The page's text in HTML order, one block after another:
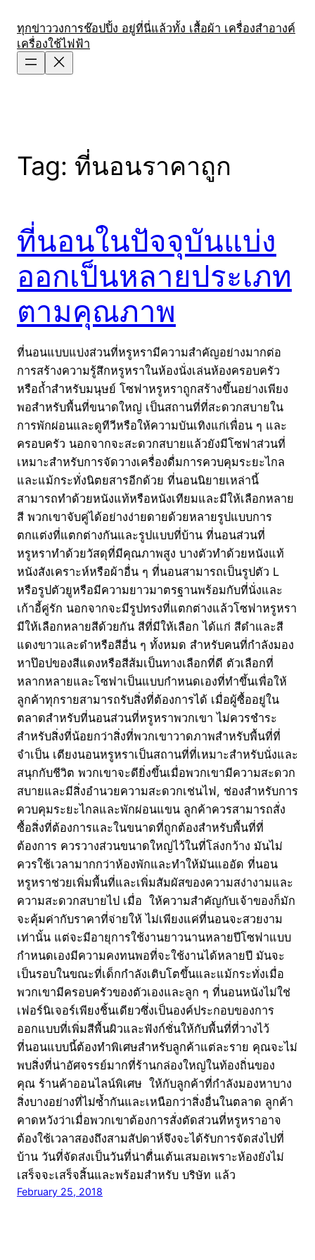
content
ทุกข่าววงการช๊อปปิ้ง อยู่ที่นี่แล้วทั้ง เสื้อผ้า เครื่องสำอางค์
เครื่องใช้ไฟฟ้า
Tag: ที่นอนราคาถูก
ที่นอนในปัจจุบันแบ่ง
ออกเป็นหลายประเภท
ตามคุณภาพ
ที่นอนแบบแบ่งส่วนที่หรูหรามีความสำคัญอย่างมากต่อ
การสร้างความรู้สึกหรูหราในห้องนั่งเล่นห้องครอบครัว
หรือถ้ำสำหรับมนุษย์ โซฟาหรูหราถูกสร้างขึ้นอย่างเพียง
พอสำหรับพื้นที่ขนาดใหญ่ เป็นสถานที่ที่สะดวกสบายใน
การพักผ่อนและดูทีวีหรือให้ความบันเทิงแก่เพื่อน ๆ และ
ครอบครัว นอกจากจะสะดวกสบายแล้วยังมีโซฟาส่วนที่
เหมาะสำหรับการจัดวางเครื่องดื่มการควบคุมระยะไกล
และแม้กระทั่งนิตยสารอีกด้วย ที่นอนนิยายเหล่านี้
สามารถทำด้วยหนังแท้หรือหนังเทียมและมีให้เลือกหลาย
สี พวกเขาจับคู่ได้อย่างง่ายดายด้วยหลายรูปแบบการ
ตกแต่งที่แตกต่างกันและรูปแบบที่บ้าน ที่นอนส่วนที่
หรูหราทำด้วยวัสดุที่มีคุณภาพสูง บางตัวทำด้วยหนังแท้
หนังสังเคราะห์หรือผ้าอื่น ๆ ที่นอนสามารถเป็นรูปตัว L
หรือรูปตัวยูหรือมีความยาวมาตรฐานพร้อมกับที่นั่งและ
เก้าอี้คู่รัก นอกจากจะมีรูปทรงที่แตกต่างแล้วโซฟาหรูหรา
มีให้เลือกหลายสีด้วยกัน สีที่มีให้เลือก ได้แก่ สีดำและสี
แดงขาวและดำหรือสีอื่น ๆ ทั้งหมด สำหรับคนที่กำลังมอง
หาป๊อปของสีแดงหรือสีส้มเป็นทางเลือกที่ดี ตัวเลือกที่
หลากหลายและโซฟาเป็นแบบกำหนดเองที่ทำขึ้นเพื่อให้
ลูกค้าทุกรายสามารถรับสิ่งที่ต้องการได้ เมื่อผู้ซื้ออยู่ใน
ตลาดสำหรับที่นอนส่วนที่หรูหราพวกเขา ไม่ควรชำระ
สำหรับสิ่งที่น้อยกว่าสิ่งที่พวกเขาวาดภาพสำหรับพื้นที่ที่
จำเป็น เตียงนอนหรูหราเป็นสถานที่ที่เหมาะสำหรับนั่งและ
สนุกกับชีวิต พวกเขาจะดียิ่งขึ้นเมื่อพวกเขามีความสะดวก
สบายและมีสิ่งอำนวยความสะดวกเช่นไฟ, ช่องสำหรับการ
ควบคุมระยะไกลและพักผ่อนแขน ลูกค้าควรสามารถสั่ง
ซื้อสิ่งที่ต้องการและในขนาดที่ถูกต้องสำหรับพื้นที่ที่
ต้องการ ควรวางส่วนขนาดใหญ่ไว้ในที่โล่งกว้าง มันไม่
ควรใช้เวลามากกว่าห้องพักและทำให้มันแออัด ที่นอน
หรูหราช่วยเพิ่มพื้นที่และเพิ่มสัมผัสของความสง่างามและ
ความสะดวกสบายไป เมื่อ ให้ความสำคัญกับเจ้าของก็มัก
จะคุ้มค่ากับราคาที่จ่ายให้ ไม่เพียงแค่ที่นอนจะสวยงาม
เท่านั้น แต่จะมีอายุการใช้งานยาวนานหลายปีโซฟาแบบ
กำหนดเองมีความคงทนพอที่จะใช้งานได้หลายปี มันจะ
เป็นรอบในขณะที่เด็กกำลังเติบโตขึ้นและแม้กระทั่งเมื่อ
พวกเขามีครอบครัวของตัวเองและลูก ๆ ที่นอนหนังไม่ใช่
เฟอร์นิเจอร์เพียงชิ้นเดียวซึ่งเป็นองค์ประกอบของการ
ออกแบบที่เพิ่มสีพื้นผิวและฟังก์ชั่นให้กับพื้นที่ที่วางไว้
ที่นอนแบบนี้ต้องทำพิเศษสำหรับลูกค้าแต่ละราย คุณจะไม่
พบสิ่งที่น่าอัศจรรย์มากที่ร้านกล่องใหญ่ในท้องถิ่นของ
คุณ ร้านค้าออนไลน์พิเศษ ให้กับลูกค้าที่กำลังมองหาบาง
สิ่งบางอย่างที่ไม่ซ้ำกันและเหนือกว่าสิ่งอื่นในตลาด ลูกค้า
คาดหวังว่าเมื่อพวกเขาต้องการสั่งตัดส่วนที่หรูหราอาจ
ต้องใช้เวลาสองถึงสามสัปดาห์จึงจะได้รับการจัดส่งไปที่
บ้าน วันที่จัดส่งเป็นวันที่น่าตื่นเต้นเสมอเพราะห้องยังไม่
เสร็จจะเสร็จสิ้นและพร้อมสำหรับ บริษัท แล้ว
February 25, 2018